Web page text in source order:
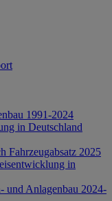
1991-2024
in Deutschland
Fahrzeugabsatz 2025
in
und Anlagenbau 2024-